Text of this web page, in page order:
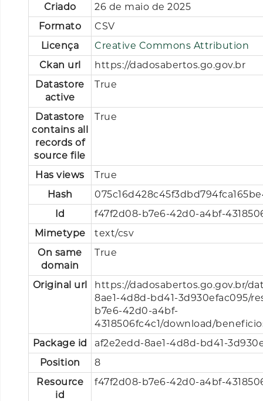
Criado
26 de maio de 2025
Formato
CSV
Licença
Creative Commons Attribution
Ckan url
https://dadosabertos.go.gov.br
Datastore
active
True
Datastore
contains all
records of
source file
True
Has views
True
Hash
Id
f47f2d08-b7e6-42d0-a4bf-
Mimetype
text/csv
On same
domain
True
Original url
https://dadosabertos.go.gov.br/
8ae1-4d8d-bd41-3d930efac095/
b7e6-42d0-a4bf-
4318506fc4c1/download/
Package id
af2e2edd-8ae1-4d8d-bd41-
Position
8
Resource
id
f47f2d08-b7e6-42d0-a4bf-